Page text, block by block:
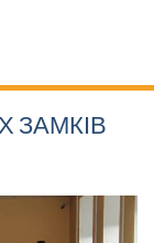
ЗАМКІВ